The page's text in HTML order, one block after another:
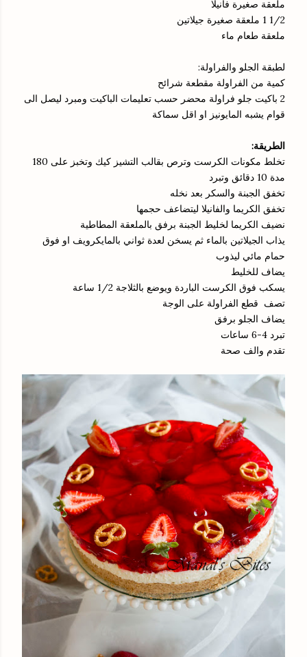
ملعقة صغيرة فانيلا
1/2 1 ملعقة صغيرة جيلاتين
ملعقة طعام ماء
لطبقة الجلو والفراولة:
كمية من الفراولة مقطعة شرائح
2 باكيت جلو فراولة محضر حسب تعليمات الباكيت ومبرد ليصل الى
قوام يشبه المايونيز او اقل سماكة
الطريقة:
تخلط مكونات الكرست وترص بقالب التشيز كيك وتخبز على 180
مدة 10 دقائق وتبرد
تخفق الجبنة والسكر بعد نخله
تخفق الكريما والفانيلا ليتضاعف حجمها
نضيف الكريما لخليط الجبنة برفق بالملعقة المطاطية
يذاب الجيلاتين بالماء ثم يسخن لعدة ثواني بالمايكرويف او فوق
حمام مائي ليذوب
يضاف للخليط
يسكب فوق الكرست الباردة ويوضع بالثلاجة 1/2 ساعة
تصف قطع الفراولة على الوجة
يضاف الجلو برفق
تبرد 4-6 ساعات
تقدم والف صحة